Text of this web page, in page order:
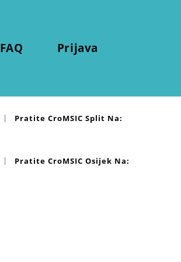
FAQ Prijava
Pratite CroMSIC Split Na:
Pratite CroMSIC Osijek Na: